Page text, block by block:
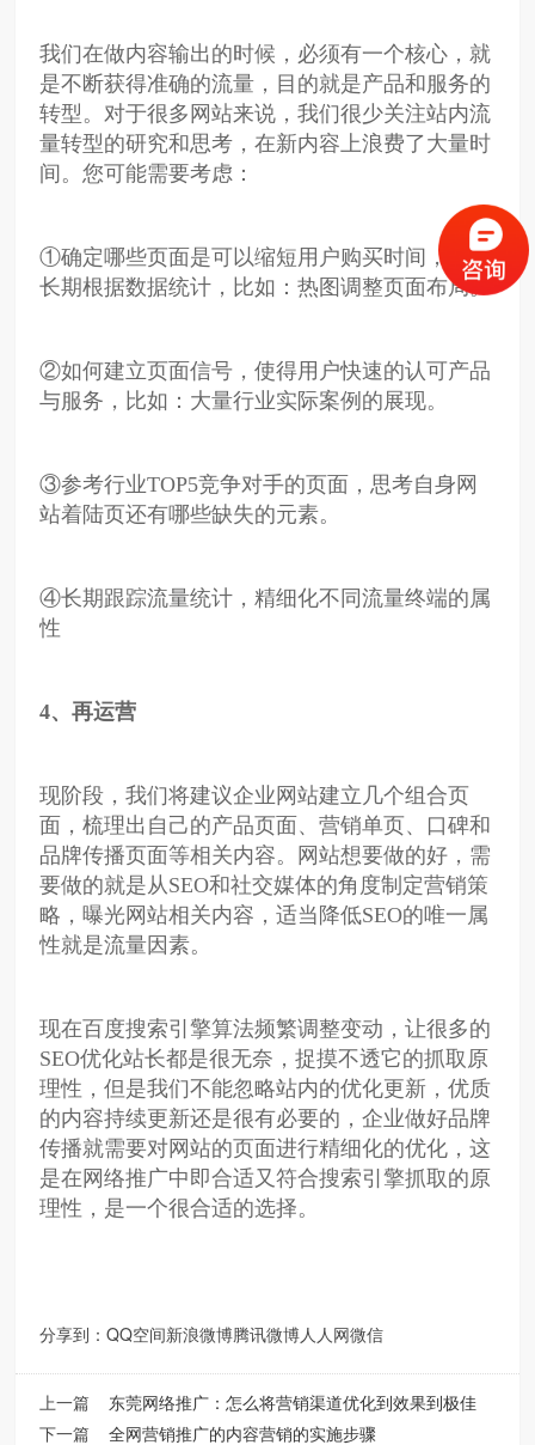
我们在做内容输出的时候，必须有一个核心，就
是不断获得准确的流量，目的就是产品和服务的
转型。对于很多网站来说，我们很少关注站内流
量转型的研究和思考，在新内容上浪费了大量时
间。您可能需要考虑：
①确定哪些页面是可以缩短用户购买时间，并且
长期根据数据统计，比如：热图调整页面布局。
②如何建立页面信号，使得用户快速的认可产品
与服务，比如：大量行业实际案例的展现。
③参考行业TOP5竞争对手的页面，思考自身网
站着陆页还有哪些缺失的元素。
④长期跟踪流量统计，精细化不同流量终端的属
性
4、再运营
现阶段，我们将建议企业网站建立几个组合页
面，梳理出自己的产品页面、营销单页、口碑和
品牌传播页面等相关内容。网站想要做的好，需
要做的就是从SEO和社交媒体的角度制定营销策
略，曝光网站相关内容，适当降低SEO的唯一属
性就是流量因素。
现在百度搜索引擎算法频繁调整变动，让很多的
SEO优化站长都是很无奈，捉摸不透它的抓取原
理性，但是我们不能忽略站内的优化更新，优质
的内容持续更新还是很有必要的，企业做好品牌
传播就需要对网站的页面进行精细化的优化，这
是在网络推广中即合适又符合搜索引擎抓取的原
理性，是一个很合适的选择。
分享到：QQ空间新浪微博腾讯微博人人网微信
上一篇 东莞网络推广：怎么将营销渠道优化到效果到极佳
下一篇全网营销推广的内容营销的实施步骤